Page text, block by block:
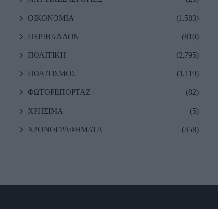
ΟΙΚΟΝΟΜΙΑ (1,583)
ΠΕΡΙΒΑΛΛΟΝ (810)
ΠΟΛΙΤΙΚΗ (2,795)
ΠΟΛΙΤΙΣΜΟΣ (1,119)
ΦΩΤΟΡΕΠΟΡΤΑΖ (82)
ΧΡΗΣΙΜΑ (5)
ΧΡΟΝΟΓΡΑΦΗΜΑΤΑ (358)